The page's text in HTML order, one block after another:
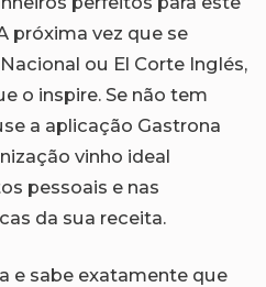
próxima vez que se
ou El Corte Inglés,
o inspire. Se não tem
a aplicação Gastrona
vinho ideal
pessoais e nas
da sua receita.
e sabe exatamente que